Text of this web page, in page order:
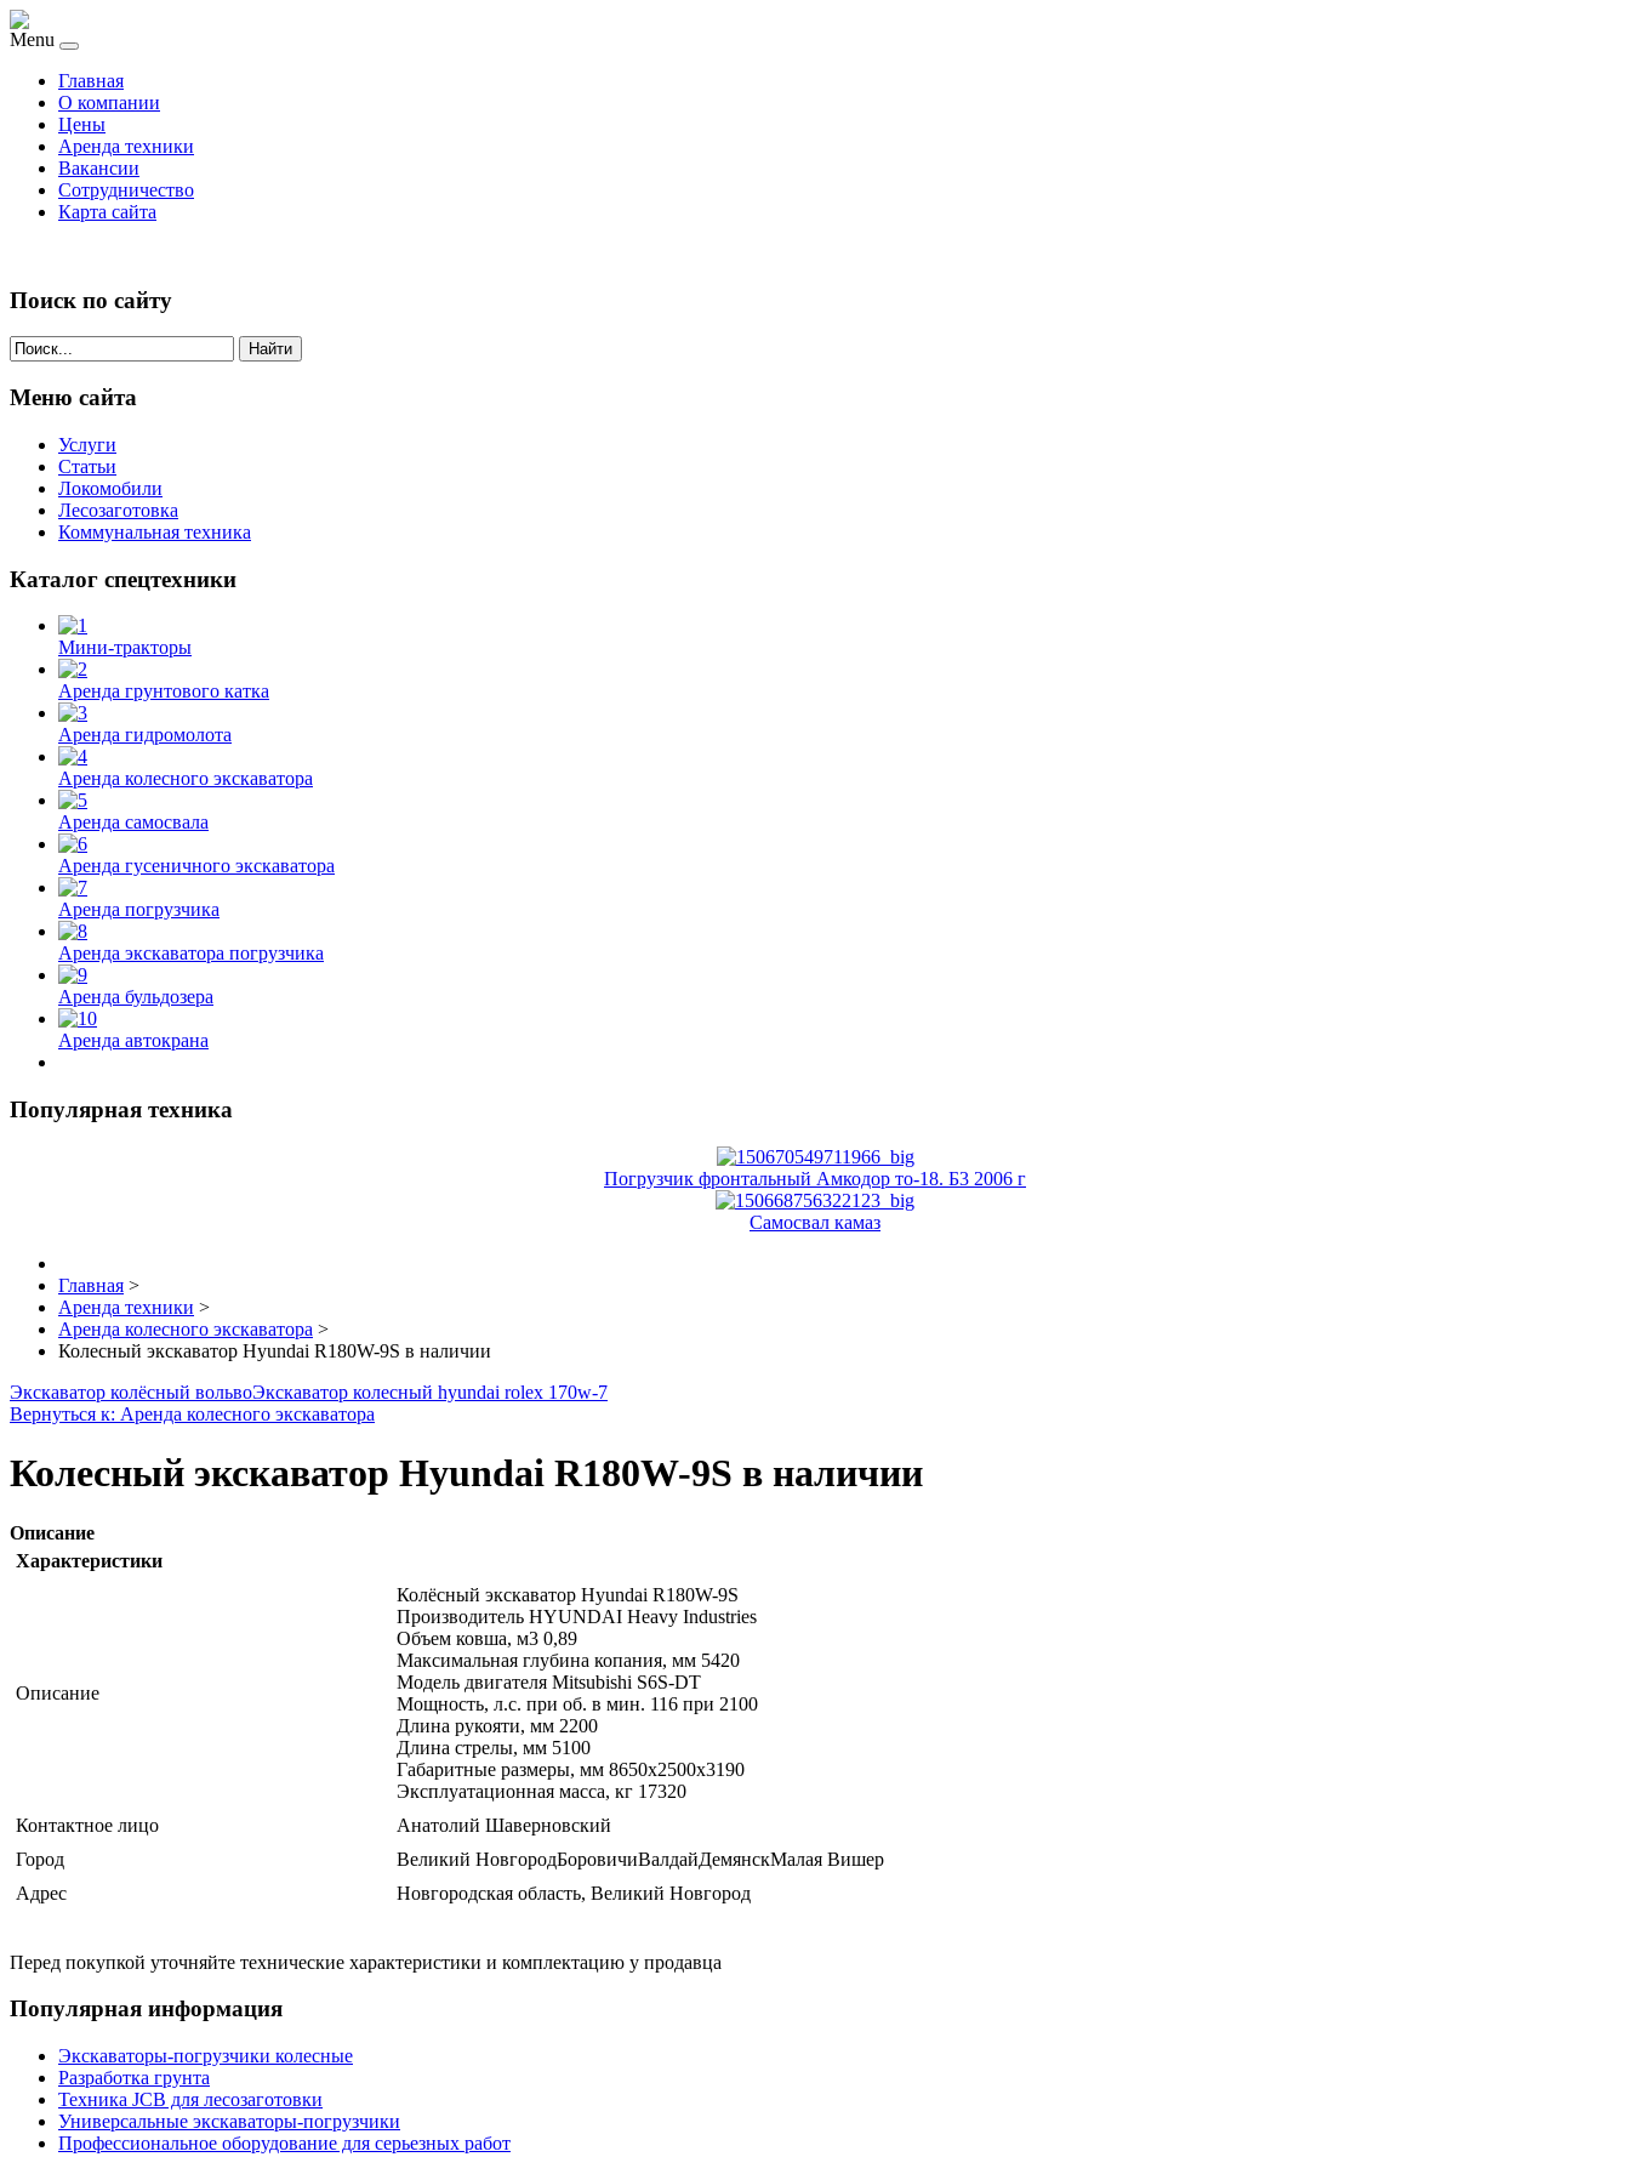
Menu
Главная
О компании
Цены
Аренда техники
Вакансии
Сотрудничество
Карта сайта
Поиск по сайту
Найти
Меню сайта
Услуги
Статьи
Локомобили
Лесозаготовка
Коммунальная техника
Каталог спецтехники
Мини-тракторы
Аренда грунтового катка
Аренда гидромолота
Аренда колесного экскаватора
Аренда самосвала
Аренда гусеничного экскаватора
Аренда погрузчика
Аренда экскаватора погрузчика
Аренда бульдозера
Аренда автокрана
Популярная техника
Погрузчик фронтальный Амкодор то-18. Б3 2006 г
Самосвал камаз
Главная >
Аренда техники >
Аренда колесного экскаватора >
Колесный экскаватор Hyundai R180W-9S в наличии
Экскаватор колёсный вольвоЭкскаватор колесный hyundai rolex 170w-7
Вернуться к: Аренда колесного экскаватора
Колесный экскаватор Hyundai R180W-9S в наличии
Описание
Характеристики
Описание
Колёсный экскаватор Hyundai R180W-9S
Производитель HYUNDAI Heavy Industries
Объем ковша, м3 0,89
Максимальная глубина копания, мм 5420
Модель двигателя Mitsubishi S6S-DT
Мощность, л.с. при об. в мин. 116 при 2100
Длина рукояти, мм 2200
Длина стрелы, мм 5100
Габаритные размеры, мм 8650х2500х3190
Эксплуатационная масса, кг 17320
Контактное лицо
Анатолий Шаверновский
Город
Великий НовгородБоровичиВалдайДемянскМалая Вишер
Адрес
Новгородская область, Великий Новгород
Перед покупкой уточняйте технические характеристики и комплектацию у продавца
Популярная информация
Экскаваторы-погрузчики колесные
Разработка грунта
Техника JCB для лесозаготовки
Универсальные экскаваторы-погрузчики
Профессиональное оборудование для серьезных работ